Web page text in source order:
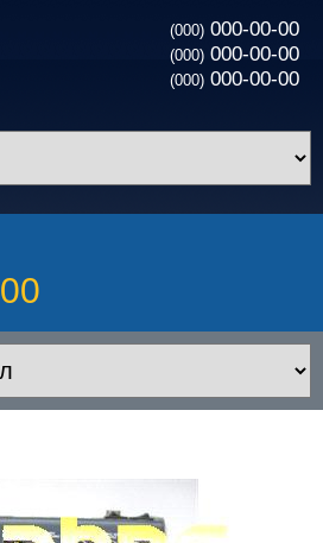
(000) 000-00-00
(000) 000-00-00
(000) 000-00-00
00